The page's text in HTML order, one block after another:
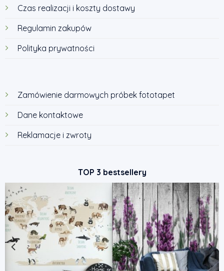
Czas realizacji i koszty dostawy
Regulamin zakupów
Polityka prywatności
Zamówienie darmowych próbek fototapet
Dane kontaktowe
Reklamacje i zwroty
TOP 3 bestsellery